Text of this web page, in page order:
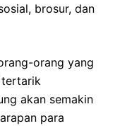
brosur, dan
orang yang
akan semakin
para